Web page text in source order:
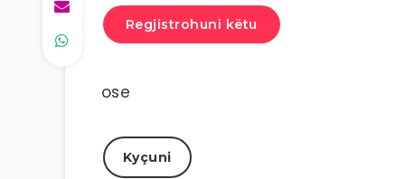
Regjistrohuni këtu
ose
Kyçuni